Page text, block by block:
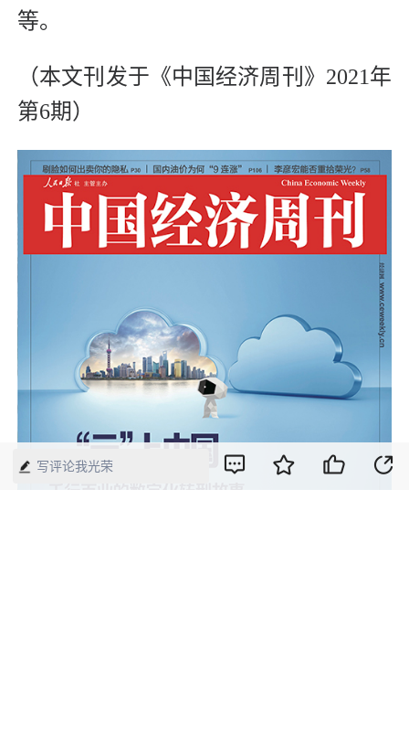
等。
（本文刊发于《中国经济周刊》2021年
第6期）
写评论我光荣